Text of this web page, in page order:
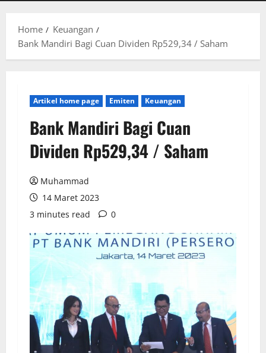
Home
Keuangan
Bank Mandiri Bagi Cuan Dividen Rp529,34 / Saham
Artikel home page Emiten Keuangan
Bank Mandiri Bagi Cuan
Dividen Rp529,34 / Saham
Muhammad
14 Maret 2023
3 minutes read
0